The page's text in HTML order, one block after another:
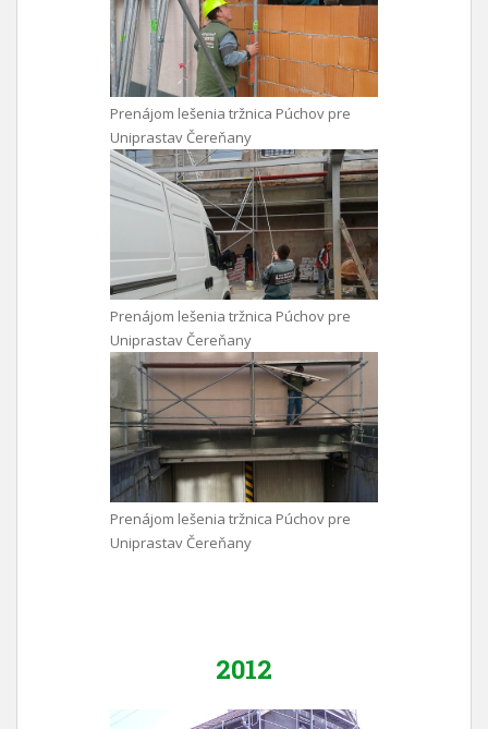
Prenájom lešenia tržnica Púchov pre
Uniprastav Čereňany
Prenájom lešenia tržnica Púchov pre
Uniprastav Čereňany
Prenájom lešenia tržnica Púchov pre
Uniprastav Čereňany
2012